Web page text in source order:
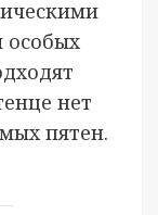
особых
нет
пятен.